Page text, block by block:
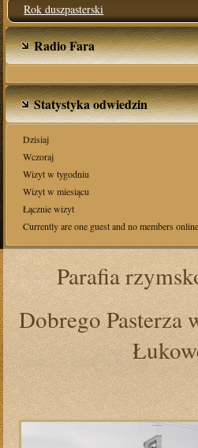
Rok duszpasterski
Radio Fara
Statystyka odwiedzin
Dzisiaj
Wczoraj
Wizyt w tygodniu
Wizyt w miesiącu
Łącznie wizyt
Currently are one guest and no members online
Parafia
Dobrego Pasterza